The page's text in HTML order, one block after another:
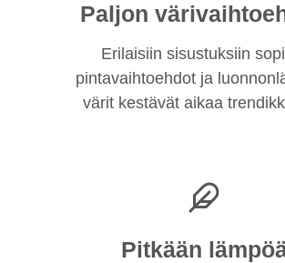
Paljon
Erilaisiin sisustuksiin
pintavaihtoehdot ja
värit kestävät aikaa
Pitkään